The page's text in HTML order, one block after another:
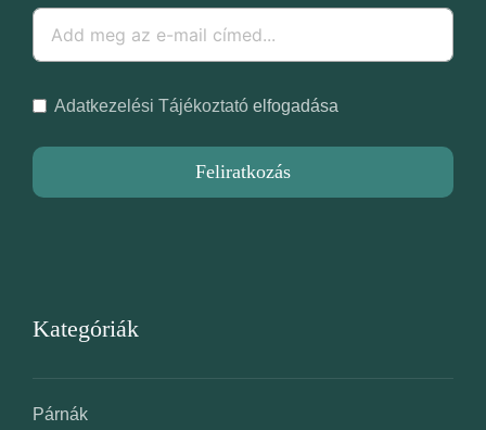
Adatkezelési Tájékoztatóelfogadása
Feliratkozás
Kategóriák
Párnák